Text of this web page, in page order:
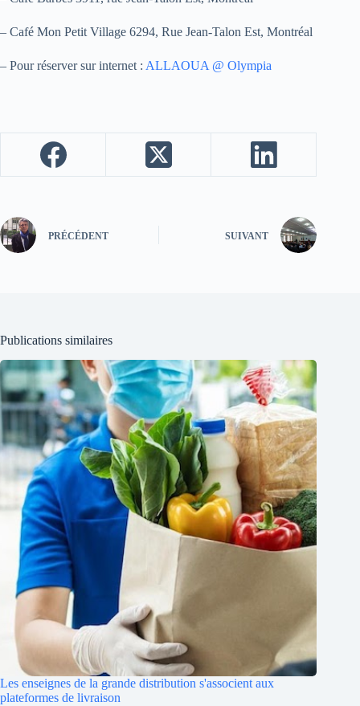
– Café Mon Petit Village 6294, Rue Jean-Talon Est, Montréal
– Pour réserver sur internet : ALLAOUA @ Olympia
PRÉCÉDENT SUIVANT
Publications similaires
Les enseignes de la grande distribution s'associent aux
plateformes de livraison